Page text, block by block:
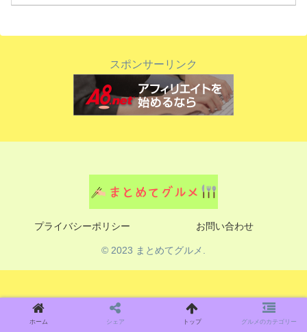
スポンサーリンク
プライバシーポリシー お問い合わせ
© 2023 まとめてグルメ.
ホーム シェア トップ グルメのカテゴリー